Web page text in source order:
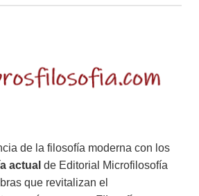
de la filosofía moderna con los
actual de Editorial Microfilosofía
que revitalizan el